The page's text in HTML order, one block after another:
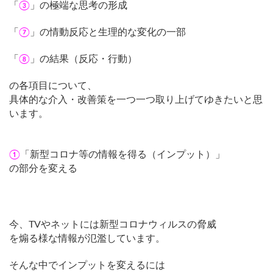
「 ③ 」の極端な思考の形成
「 ⑦ 」の情動反応と生理的な変化の一部
「 ⑧ 」の結果（反応・行動）
の各項目について、
具体的な介入・改善策を一つ一つ取り上げてゆきたいと思
います。
① 「新型コロナ等の情報を得る（インプット）」
の部分を変える
今、TVやネットには新型コロナウィルスの脅威
を煽る様な情報が氾濫しています。
そんな中でインプットを変えるには